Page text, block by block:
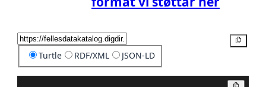
Turtle RDF/XML JSON-LD